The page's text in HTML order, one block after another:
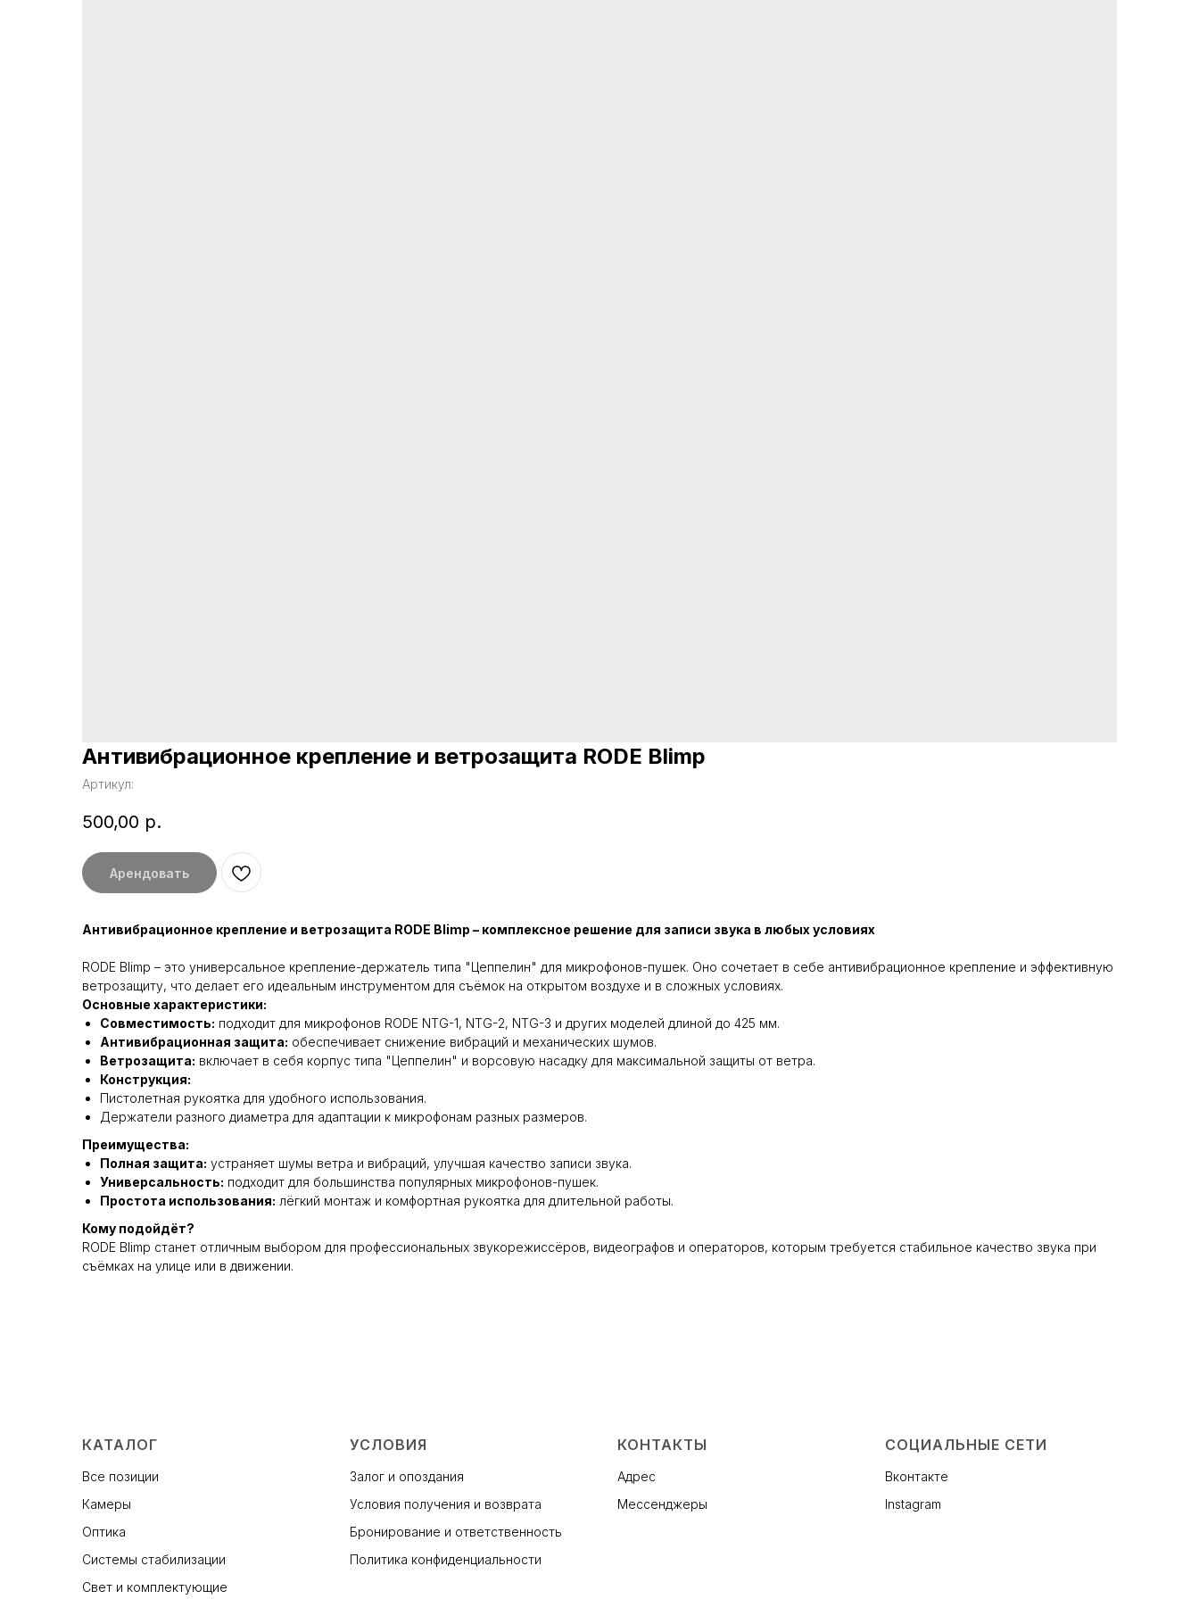
Антивибрационное крепление и ветрозащита RODE Blimp
Артикул:
500,00 р.
Арендовать
Антивибрационное крепление и ветрозащита RODE Blimp – комплексное решение для записи звука в любых условиях
RODE Blimp – это универсальное крепление-держатель типа "Цеппелин" для микрофонов-пушек. Оно сочетает в себе антивибрационное крепление и эффективную
ветрозащиту, что делает его идеальным инструментом для съёмок на открытом воздухе и в сложных условиях.
Основные характеристики:
Совместимость: подходит для микрофонов RODE NTG-1, NTG-2, NTG-3 и других моделей длиной до 425 мм.
Антивибрационная защита: обеспечивает снижение вибраций и механических шумов.
Ветрозащита: включает в себя корпус типа "Цеппелин" и ворсовую насадку для максимальной защиты от ветра.
Конструкция:
Пистолетная рукоятка для удобного использования.
Держатели разного диаметра для адаптации к микрофонам разных размеров.
Преимущества:
Полная защита: устраняет шумы ветра и вибраций, улучшая качество записи звука.
Универсальность: подходит для большинства популярных микрофонов-пушек.
Простота использования: лёгкий монтаж и комфортная рукоятка для длительной работы.
Кому подойдёт?
RODE Blimp станет отличным выбором для профессиональных звукорежиссёров, видеографов и операторов, которым требуется стабильное качество звука при
съёмках на улице или в движении.
КАТАЛОГ
Все позиции
Камеры
Оптика
Системы стабилизации
Свет и комплектующие
УСЛОВИЯ
Залог и опоздания
Условия получения и возврата
Бронирование и ответственность
Политика конфиденциальности
КОНТАКТЫ
Адрес
Мессенджеры
СОЦИАЛЬНЫЕ СЕТИ
Вконтакте
Instagram